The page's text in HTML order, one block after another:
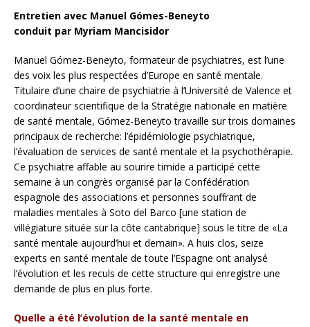
Entretien avec Manuel Gómes-Beneyto
conduit par Myriam Mancisidor
Manuel Gómez-Beneyto, formateur de psychiatres, est l’une
des voix les plus respectées d’Europe en santé mentale.
Titulaire d’une chaire de psychiatrie à l’Université de Valence et
coordinateur scientifique de la Stratégie nationale en matière
de santé mentale, Gómez-Beneyto travaille sur trois domaines
principaux de recherche: l’épidémiologie psychiatrique,
l’évaluation de services de santé mentale et la psychothérapie.
Ce psychiatre affable au sourire timide a participé cette
semaine à un congrès organisé par la Confédération
espagnole des associations et personnes souffrant de
maladies mentales à Soto del Barco [une station de
villégiature située sur la côte cantabrique] sous le titre de «La
santé mentale aujourd’hui et demain». A huis clos, seize
experts en santé mentale de toute l’Espagne ont analysé
l’évolution et les reculs de cette structure qui enregistre une
demande de plus en plus forte.
Quelle a été l’évolution de la santé mentale en